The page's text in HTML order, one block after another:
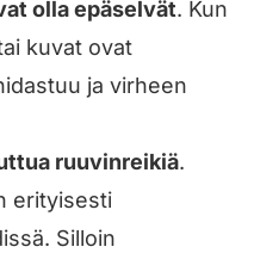
olla epäselvät. Kun
kuvat ovat
ja virheen
ruuvinreikiä.
erityisesti
Silloin